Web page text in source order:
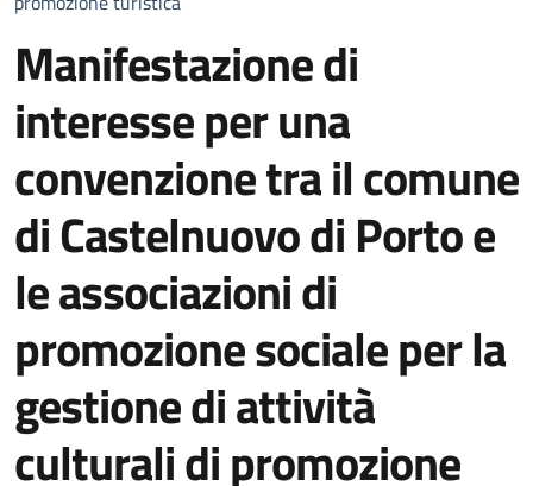
Manifestazione di
interesse per una
convenzione tra il comune
di Castelnuovo di Porto e
le associazioni di
promozione sociale per la
gestione di attività
culturali di promozione